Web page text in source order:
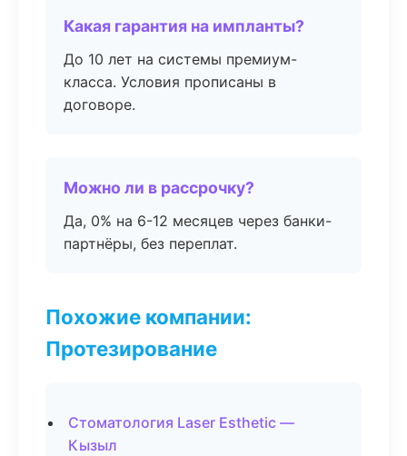
Какая гарантия на импланты?
До 10 лет на системы премиум-
класса. Условия прописаны в
договоре.
Можно ли в рассрочку?
Да, 0% на 6-12 месяцев через банки-
партнёры, без переплат.
Похожие компании:
Протезирование
Стоматология Laser Esthetic —
Кызыл